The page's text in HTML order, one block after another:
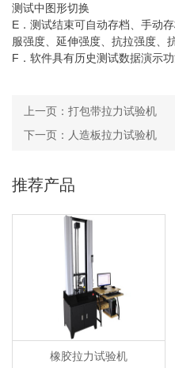
测试中图形切换
E．测试结束可自动存档、手动
服强度、延伸强度、抗拉强度、
F．软件具有历史测试数据演示功
上一页： 打包带拉力试验机
下一页： 人造板拉力试验机
推荐产品
橡胶拉力试验机